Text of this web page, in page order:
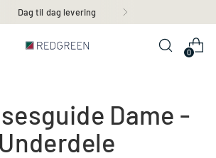
Dag til dag levering
0
Dame -
Underdele